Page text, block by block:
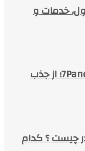
خدمات و
خدمات شبکه‌های اجتماعی 7Panel؛ از جذب
چیست ؟ کدام